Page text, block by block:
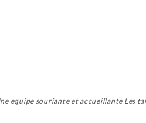
equipe souriante et accueillante Les